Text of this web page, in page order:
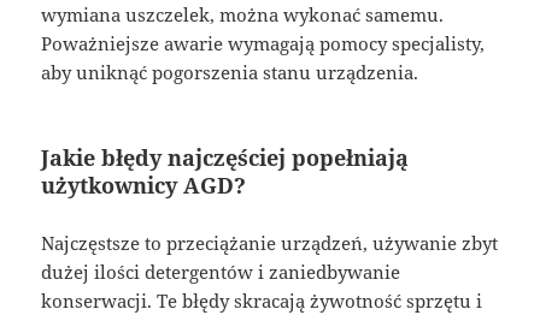
wymiana uszczelek, można wykonać samemu.
Poważniejsze awarie wymagają pomocy specjalisty,
aby uniknąć pogorszenia stanu urządzenia.
Jakie błędy najczęściej popełniają
użytkownicy AGD?
Najczęstsze to przeciążanie urządzeń, używanie zbyt
dużej ilości detergentów i zaniedbywanie
konserwacji. Te błędy skracają żywotność sprzętu i